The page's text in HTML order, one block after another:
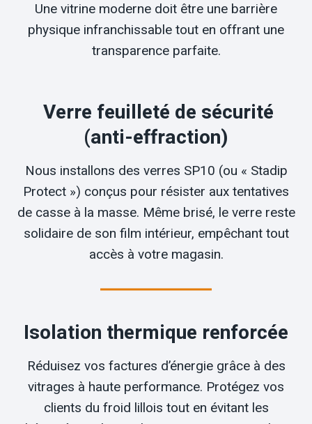
Une vitrine moderne doit être une barrière
physique infranchissable tout en offrant une
transparence parfaite.
Verre feuilleté de sécurité
(anti-effraction)
Nous installons des verres SP10 (ou « Stadip
Protect ») conçus pour résister aux tentatives
de casse à la masse. Même brisé, le verre reste
solidaire de son film intérieur, empêchant tout
accès à votre magasin.
Isolation thermique renforcée
Réduisez vos factures d’énergie grâce à des
vitrages à haute performance. Protégez vos
clients du froid lillois tout en évitant les